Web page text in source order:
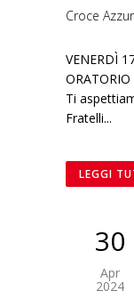
Croce
VENERDÌ
Ti
Fratelli...
LEGGI
30
Apr
2024